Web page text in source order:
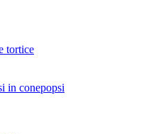
tortice
in conepopsi